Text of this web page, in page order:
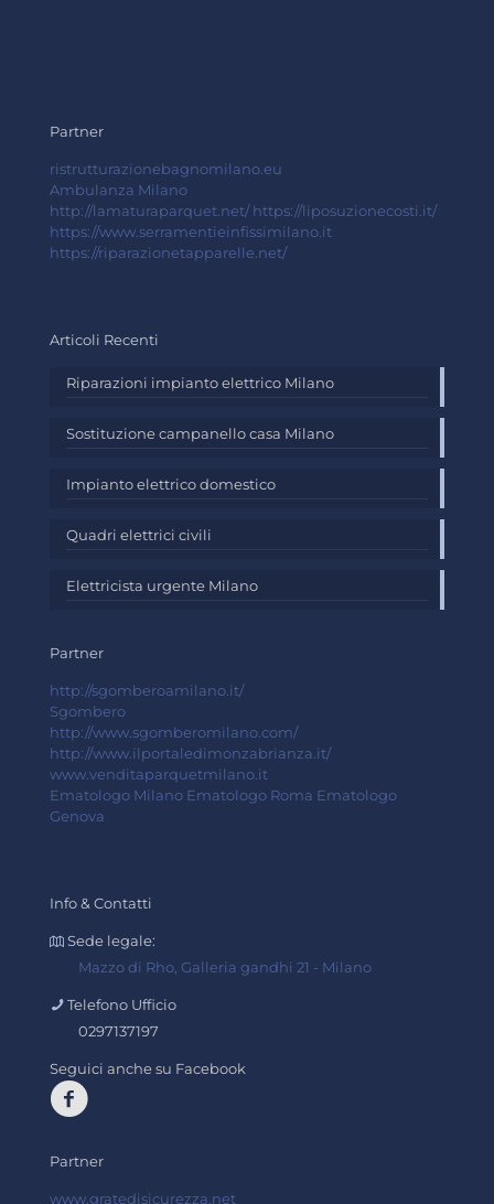
Partner
ristrutturazionebagnomilano.eu
Ambulanza Milano
http://lamaturaparquet.net/ https://liposuzionecosti.it/
https://www.serramentieinfissimilano.it
https://riparazionetapparelle.net/
Articoli Recenti
Riparazioni impianto elettrico Milano
Sostituzione campanello casa Milano
Impianto elettrico domestico
Quadri elettrici civili
Elettricista urgente Milano
Partner
http://sgomberoamilano.it/
Sgombero
http://www.sgomberomilano.com/
http://www.ilportaledimonzabrianza.it/
www.venditaparquetmilano.it
Ematologo Milano Ematologo Roma Ematologo
Genova
Info & Contatti
Sede legale:
Mazzo di Rho, Galleria gandhi 21 - Milano
Telefono Ufficio
0297137197
Seguici anche su Facebook
Partner
www.gratedisicurezza.net